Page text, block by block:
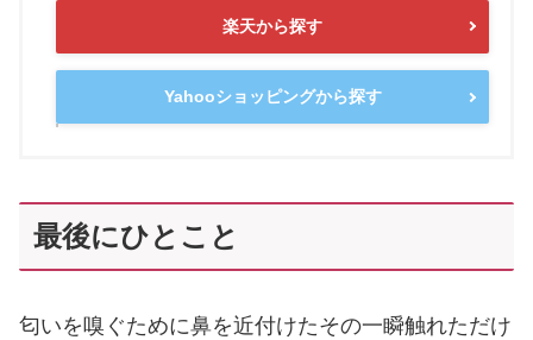
楽天から探す
Yahooショッピングから探す
最後にひとこと
匂いを嗅ぐために鼻を近付けたその一瞬触れただけ